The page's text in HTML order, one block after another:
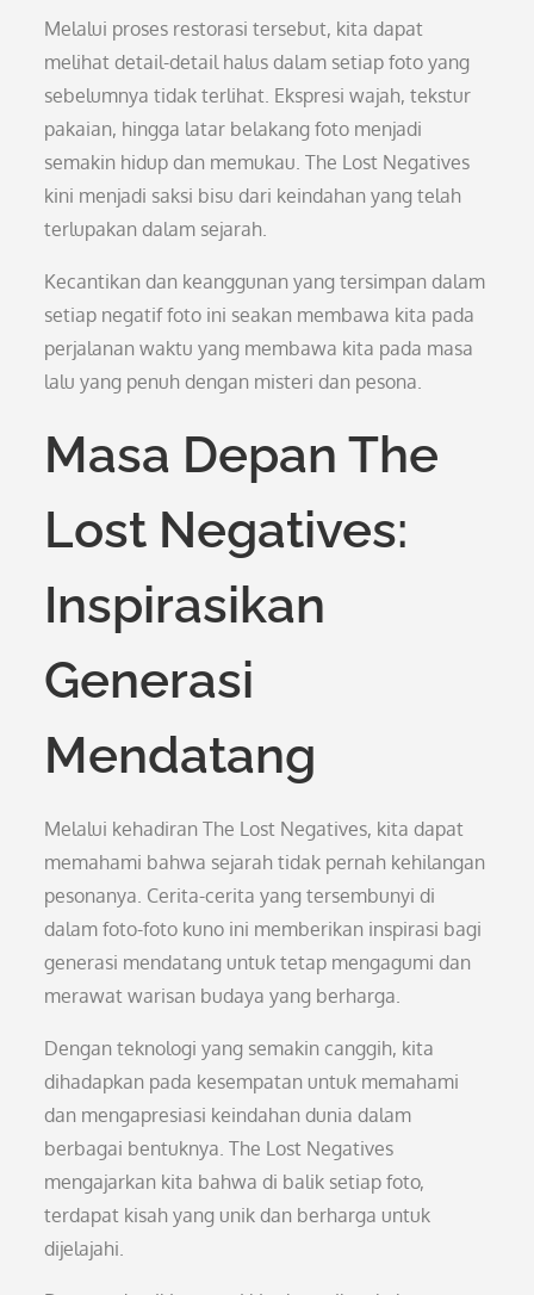
Melalui proses restorasi tersebut, kita dapat
melihat detail-detail halus dalam setiap foto yang
sebelumnya tidak terlihat. Ekspresi wajah, tekstur
pakaian, hingga latar belakang foto menjadi
semakin hidup dan memukau. The Lost Negatives
kini menjadi saksi bisu dari keindahan yang telah
terlupakan dalam sejarah.
Kecantikan dan keanggunan yang tersimpan dalam
setiap negatif foto ini seakan membawa kita pada
perjalanan waktu yang membawa kita pada masa
lalu yang penuh dengan misteri dan pesona.
Masa Depan The
Lost Negatives:
Inspirasikan
Generasi
Mendatang
Melalui kehadiran The Lost Negatives, kita dapat
memahami bahwa sejarah tidak pernah kehilangan
pesonanya. Cerita-cerita yang tersembunyi di
dalam foto-foto kuno ini memberikan inspirasi bagi
generasi mendatang untuk tetap mengagumi dan
merawat warisan budaya yang berharga.
Dengan teknologi yang semakin canggih, kita
dihadapkan pada kesempatan untuk memahami
dan mengapresiasi keindahan dunia dalam
berbagai bentuknya. The Lost Negatives
mengajarkan kita bahwa di balik setiap foto,
terdapat kisah yang unik dan berharga untuk
dijelajahi.